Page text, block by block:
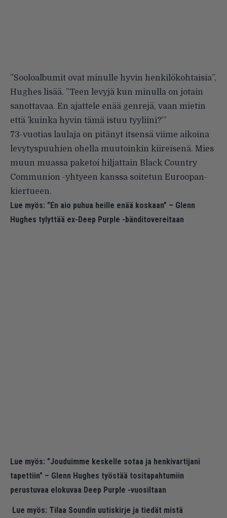
”Sooloalbumit ovat minulle hyvin henkilökohtaisia”,
Hughes lisää. ”Teen levyjä kun minulla on jotain
sanottavaa. En ajattele enää genrejä, vaan mietin
että ’kuinka hyvin tämä istuu tyyliini?'”
73-vuotias laulaja on pitänyt itsensä viime aikoina
levytyspuuhien ohella muutoinkin kiireisenä. Mies
muun muassa paketoi hiljattain Black Country
Communion -yhtyeen kanssa soitetun Euroopan-
kiertueen.
Lue myös: ”En aio puhua heille enää koskaan” – Glenn
Hughes tylyttää ex-Deep Purple -bänditovereitaan
Lue myös: ”Jouduimme keskelle sotaa ja henkivartijani
tapettiin” – Glenn Hughes työstää tositapahtumiin
perustuvaa elokuvaa Deep Purple -vuosiltaan
Lue myös: Tilaa Soundin uutiskirje ja tiedät mistä